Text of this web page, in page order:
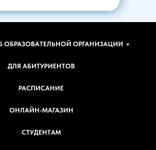
ОБРАЗОВАТЕЛЬНОЙ ОРГАНИЗАЦИИ
ДЛЯ АБИТУРИЕНТОВ
РАСПИСАНИЕ
ОНЛАЙН-МАГАЗИН
СТУДЕНТАМ